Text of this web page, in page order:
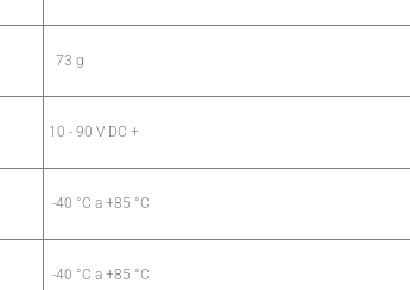
73 g
10 - 90 V DC +
-40 °C a +85 °C
-40 °C a +85 °C